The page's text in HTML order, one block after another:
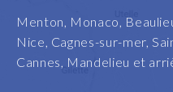
Menton, Monaco,
Nice, Cagnes-sur-mer,
Cannes, Mandelieu et